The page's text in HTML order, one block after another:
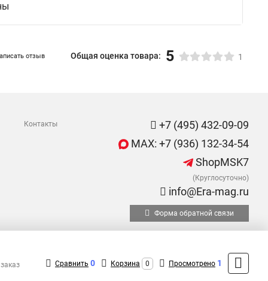
отзыв Общая оценка товара: 5 1
Контакты
+7 (495) 432-09-09
MAX: +7 (936) 132-34-54
ShopMSK7
(Круглосуточно)
info@Era-mag.ru
Форма обратной связи
Сравнить 0 Корзина 0 Просмотрено 1